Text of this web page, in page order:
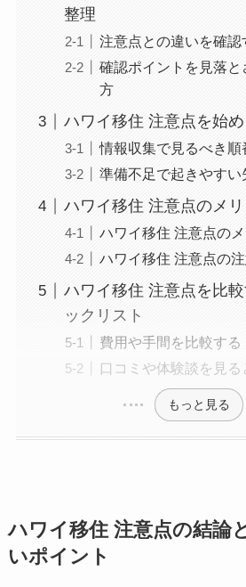
整理
注意点との違いを確認
確認ポイントを見落と
方
ハワイ移住 注意点を始
情報収集で見るべき順
準備不足で起きやすい
ハワイ移住 注意点のメ
ハワイ移住 注意点のメ
ハワイ移住 注意点の
ハワイ移住 注意点を比
ックリスト
費用や手間を比較する
口コミや体験談を見る
もっと見る
ハワイ移住 注意点の結論
いポイント